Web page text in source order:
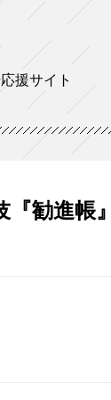
援サイト
『勧進帳